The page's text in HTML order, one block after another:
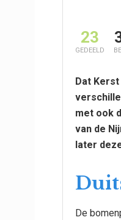
23
GEDEELD
Dat
met ook
van de
later
De